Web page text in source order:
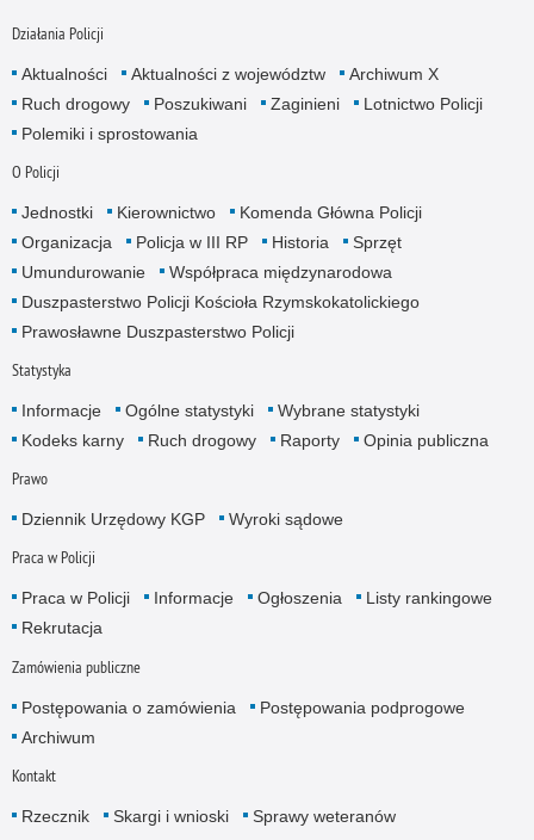
Działania Policji
Aktualności Aktualności z województw
Archiwum X
Ruch drogowy
Poszukiwani Zaginieni
Lotnictwo Policji
Polemiki i sprostowania
O Policji
Jednostki Kierownictwo
Komenda Główna Policji
Organizacja
Policja w III RP Historia
Sprzęt
Umundurowanie
Współpraca międzynarodowa
Duszpasterstwo Policji Kościoła Rzymskokatolickiego
Prawosławne Duszpasterstwo Policji
Statystyka
Informacje Ogólne statystyki
Wybrane statystyki
Kodeks karny
Ruch drogowy Raporty Opinia publiczna
Prawo
Dziennik Urzędowy KGP Wyroki sądowe
Praca w Policji
Praca w Policji Informacje Ogłoszenia
Listy rankingowe
Rekrutacja
Zamówienia publiczne
Postępowania o zamówienia
Postępowania podprogowe
Archiwum
Kontakt
Rzecznik Skargi i wnioski Sprawy weteranów